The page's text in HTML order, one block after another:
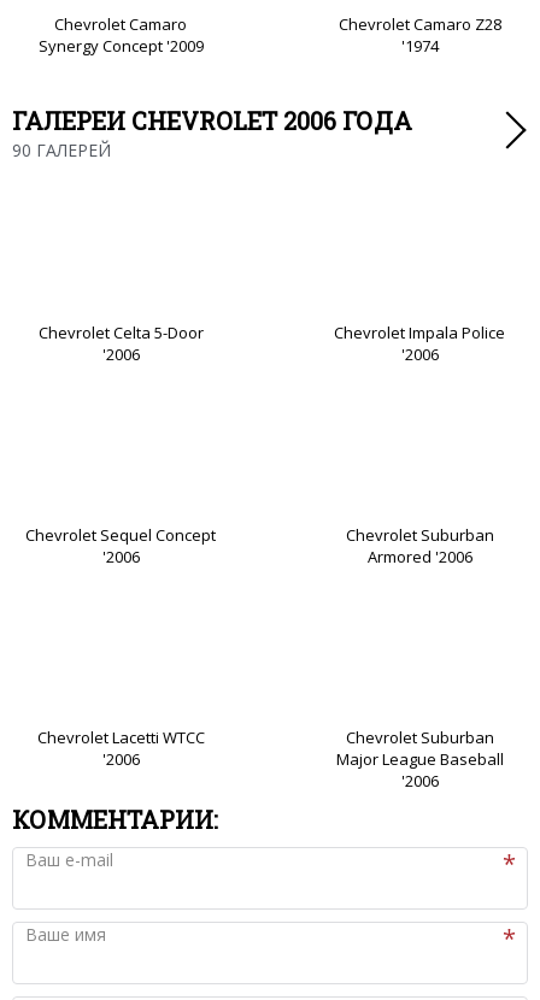
Chevrolet Camaro
Synergy Concept '2009
Chevrolet Camaro Z28
'1974
ГАЛЕРЕИ CHEVROLET 2006 ГОДА
90 ГАЛЕРЕЙ
Chevrolet Celta 5-Door
'2006
Chevrolet Impala Police
'2006
Chevrolet Sequel Concept
'2006
Chevrolet Suburban
Armored '2006
Chevrolet Lacetti WTCC
'2006
Chevrolet Suburban
Major League Baseball
'2006
КОММЕНТАРИИ:
Ваш e-mail
Ваше имя